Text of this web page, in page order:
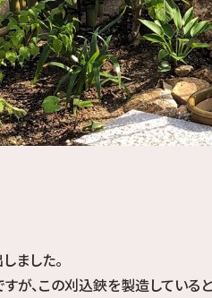
ました。
が、この刈込鋏を製造している